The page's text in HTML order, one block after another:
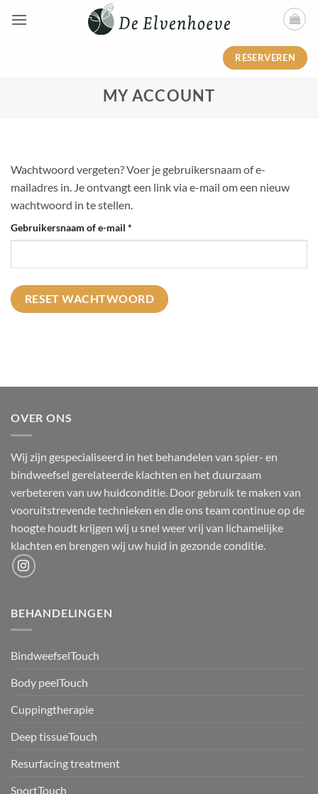
naar
RESERVEREN
MY ACCOUNT
Wachtwoord vergeten? Voer je gebruikersnaam of e-
mailadres in. Je ontvangt een link via e-mail om een nieuw
wachtwoord in te stellen.
Gebruikersnaam of e-mail *
RESET WACHTWOORD
OVER ONS
Wij zijn gespecialiseerd in het behandelen van spier- en
bindweefsel gerelateerde klachten en het duurzaam
verbeteren van uw huidconditie. Door gebruik te maken van
vooruitstrevende technieken en die ons team continue op de
hoogte houdt krijgen wij u snel weer vrij van lichamelijke
klachten en brengen wij uw huid in gezonde conditie.
BEHANDELINGEN
BindweefselTouch
Body peelTouch
Cuppingtherapie
Deep tissueTouch
Resurfacing treatment
SportTouch